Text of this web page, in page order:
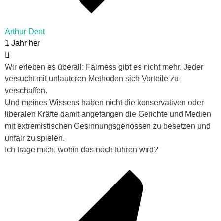
Arthur Dent
1 Jahr her
Wir erleben es überall: Fairness gibt es nicht mehr. Jeder
versucht mit unlauteren Methoden sich Vorteile zu
verschaffen.
Und meines Wissens haben nicht die konservativen oder
liberalen Kräfte damit angefangen die Gerichte und Medien
mit extremistischen Gesinnungsgenossen zu besetzen und
unfair zu spielen.
Ich frage mich, wohin das noch führen wird?